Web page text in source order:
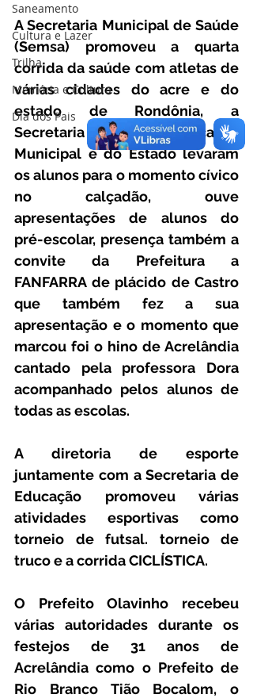
Saneamento
Cultura e Lazer
Trilha
Memória e Cultura
Dia dos Pais
A Secretaria Municipal de Saúde
(Semsa) promoveu a quarta
corrida da saúde com atletas de
várias cidades do acre e do
estado de Rondônia, a
Secretaria de Educação
Municipal e do Estado levaram
os alunos para o momento cívico
no calçadão, ouve
apresentações de alunos do
pré-escolar, presença também a
convite da Prefeitura a
FANFARRA de plácido de Castro
que também fez a sua
apresentação e o momento que
marcou foi o hino de Acrelândia
cantado pela professora Dora
acompanhado pelos alunos de
todas as escolas.
A diretoria de esporte
juntamente com a Secretaria de
Educação promoveu várias
atividades esportivas como
torneio de futsal. torneio de
truco e a corrida CICLÍSTICA.
O Prefeito Olavinho recebeu
várias autoridades durante os
festejos de 31 anos de
Acrelândia como o Prefeito de
Rio Branco Tião Bocalom, o